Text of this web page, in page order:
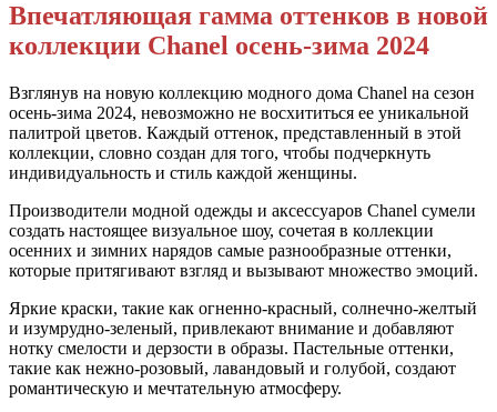
Впечатляющая гамма оттенков в новой
коллекции Chanel осень-зима 2024
Взглянув на новую коллекцию модного дома Chanel на сезон
осень-зима 2024, невозможно не восхититься ее уникальной
палитрой цветов. Каждый оттенок, представленный в этой
коллекции, словно создан для того, чтобы подчеркнуть
индивидуальность и стиль каждой женщины.
Производители модной одежды и аксессуаров Chanel сумели
создать настоящее визуальное шоу, сочетая в коллекции
осенних и зимних нарядов самые разнообразные оттенки,
которые притягивают взгляд и вызывают множество эмоций.
Яркие краски, такие как огненно-красный, солнечно-желтый
и изумрудно-зеленый, привлекают внимание и добавляют
нотку смелости и дерзости в образы. Пастельные оттенки,
такие как нежно-розовый, лавандовый и голубой, создают
романтическую и мечтательную атмосферу.